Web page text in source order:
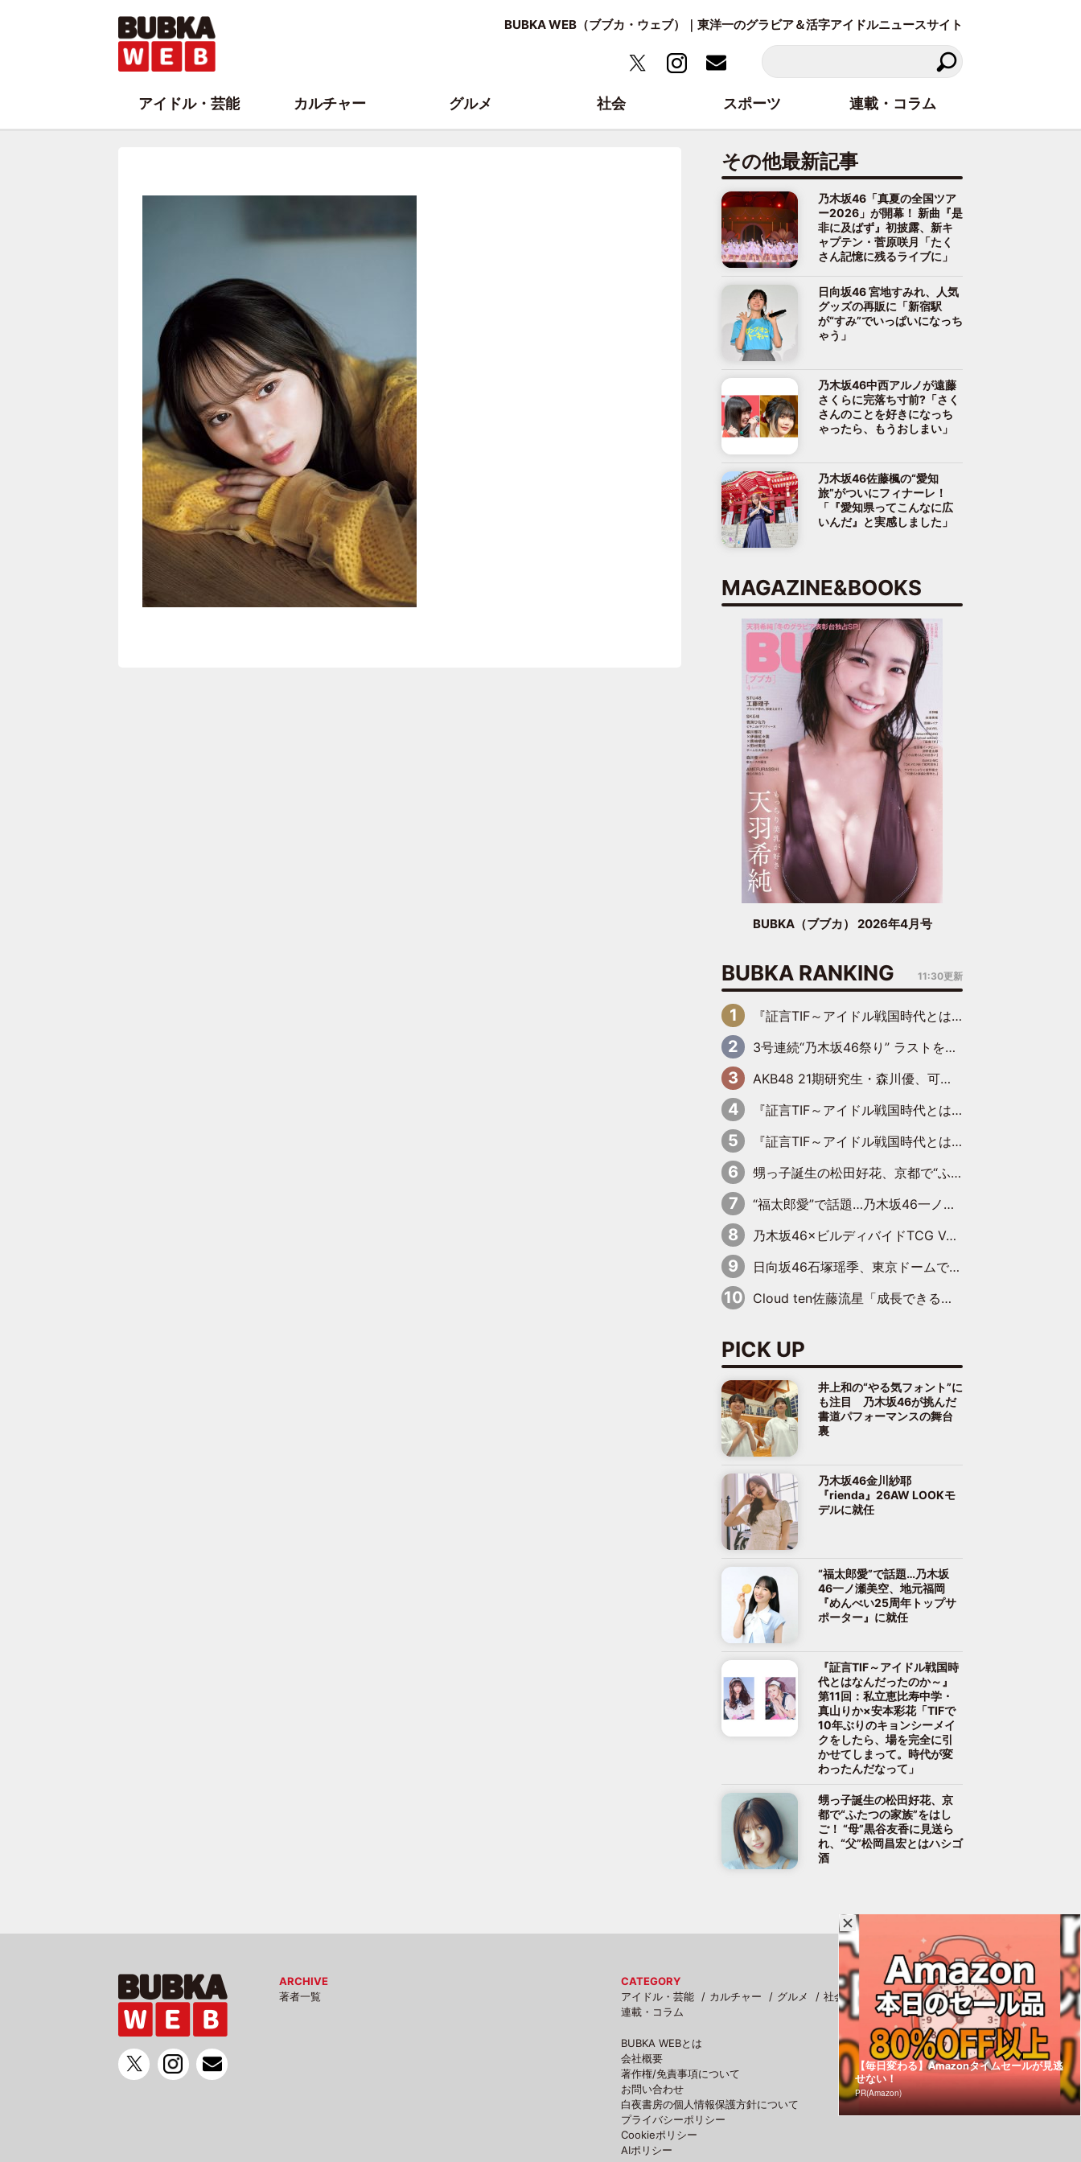
BUBKA WEB（ブブカ・ウェブ）｜東洋一のグラビア＆活字アイドルニュースサイト
その他最新記事
乃木坂46「真夏の全国ツア
ー2026」が開幕！ 新曲『是
非に及ばず』初披露、新キ
ャプテン・菅原咲月「たく
さん記憶に残るライブに」
日向坂46 宮地すみれ、人気
グッズの再販に「新宿駅
が“すみ”でいっぱいになっち
ゃう」
乃木坂46中西アルノが遠藤
さくらに完落ち寸前?「さく
さんのことを好きになっち
ゃったら、もうおしまい」
乃木坂46佐藤楓の“愛知
旅”がついにフィナーレ！
「『愛知県ってこんなに広
いんだ』と実感しました」
MAGAZINE&BOOKS
BUBKA（ブブカ） 2026年4月号
BUBKA RANKING 11:30更新
『証言TIF～アイドル戦国時代とはなんだったのか～』第6回：でんぱ組.inc・古川未鈴×相沢梨紗「『ハロプロやりたかったな』って言ったら、夢眠ねむさんに『てめえはでんぱ組．incなんだよ！』って肩パンされて(笑)」
3号連続“乃木坂46祭り” ラストを飾るのは賀喜遥香…5年ぶりの登場に「5年分大人になった私を見ていただけたら」
AKB48 21期研究生・森川優、可愛さもある大人の女性に
『証言TIF～アイドル戦国時代とはなんだったのか～』第11回：私立恵比寿中学・真山りか×安本彩花「TIFで10年ぶりのキョンシーメイクをしたら、場を完全に引かせてしまって。時代が変わったんだなって」
『証言TIF～アイドル戦国時代とはなんだったのか～』第10回：さくら学院・武藤彩未×飯田らうら「正直、中3で辞めるというのを信じてなくて。そう言われてはいたけど、嘘でしょって」
甥っ子誕生の松田好花、京都で“ふたつの家族”をはしご！ “母”黒谷友香に見送られ、“父”松岡昌宏とはハシゴ酒
“福太郎愛”で話題…乃木坂46一ノ瀬美空、地元福岡『めんべい25周年トップサポーター』に就任
乃木坂46×ビルディバイドTCG Vol.2公開 賀喜遥香＆田村真佑が『京まふ』ステージに登壇
日向坂46石塚瑶季、東京ドームで“観戦バレ”！ ナイツ・塙も認めた「巨人に詳しすぎるアイドル」は元VENUSスクール生で杉内コーチ推し⁉
Cloud ten佐藤流星「成長できる余地がたくさん」、本田高優「何度見ても飽きない公演に」
PICK UP
井上和の“やる気フォント”に
も注目 乃木坂46が挑んだ
書道パフォーマンスの舞台
裏
乃木坂46金川紗耶
『rienda』26AW LOOKモ
デルに就任
“福太郎愛”で話題…乃木坂
46一ノ瀬美空、地元福岡
『めんべい25周年トップサ
ポーター』に就任
『証言TIF～アイドル戦国時
代とはなんだったのか～』
第11回：私立恵比寿中学・
真山りか×安本彩花「TIFで
10年ぶりのキョンシーメイ
クをしたら、場を完全に引
かせてしまって。時代が変
わったんだなって」
甥っ子誕生の松田好花、京
都で“ふたつの家族”をはし
ご！ “母”黒谷友香に見送ら
れ、“父”松岡昌宏とはハシゴ
酒
ARCHIVE
著者一覧
CATEGORY
アイドル・芸能
カルチャー グルメ 社会
スポーツ
連載・コラム
BUBKA WEBとは
会社概要
著作権/免責事項について
お問い合わせ
白夜書房の個人情報保護方針について
プライバシーポリシー
Cookieポリシー
AIポリシー
アイドル・芸能 カルチャー グルメ 社会 スポーツ 連載・コラム
【毎日変わる】Amazonタイムセールが見逃
せない！
PR(Amazon)